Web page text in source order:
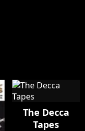
The Decca
Tapes